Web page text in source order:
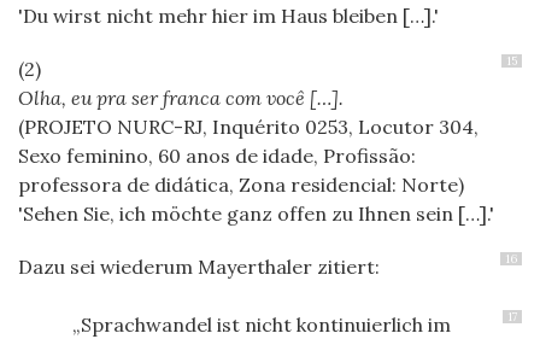
Du wirst nicht mehr hier im Haus bleiben […].
15
Olha, eu pra ser franca com você […].
(PROJETO NURC-RJ, Inquérito 0253, Locutor 304,
Sexo feminino, 60 anos de idade, Profissão:
professora de didática, Zona residencial: Norte)
Sehen Sie, ich möchte ganz offen zu Ihnen sein […].
16
Dazu sei wiederum Mayerthaler zitiert:
17
Sprachwandel ist nicht kontinuierlich im